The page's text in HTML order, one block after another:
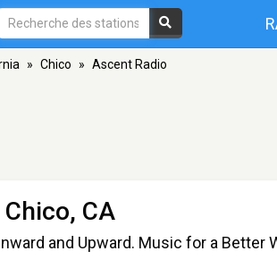
» Chico » Ascent Radio
Chico, CA
and Upward. Music for a Better